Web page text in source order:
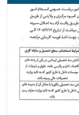
۵
بست
اعلان
ته
سپارلی